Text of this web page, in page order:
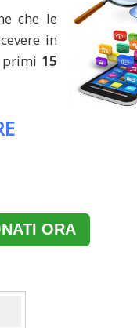
che le
in
primi 15
ORA